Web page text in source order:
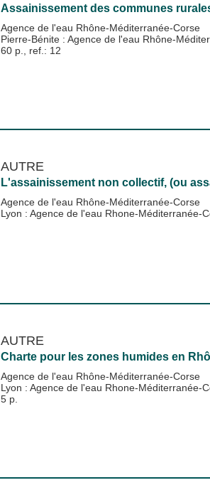
Assainissement des communes
Agence de l'eau Rhône-Méditerranée-Corse
Pierre-Bénite : Agence de l'eau Rhône-
60 p., ref.: 12
AUTRE
L'assainissement non collectif, (ou
Agence de l'eau Rhône-Méditerranée-Corse
Lyon : Agence de l'eau Rhone-Méditerranée-
AUTRE
Charte pour les zones humides en
Agence de l'eau Rhône-Méditerranée-Corse
Lyon : Agence de l'eau Rhone-Méditerranée-
5 p.